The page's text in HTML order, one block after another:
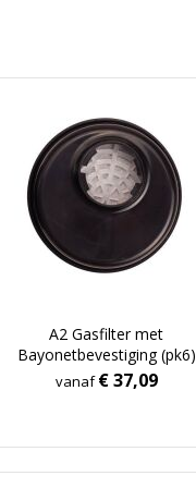
A2 Gasfilter met
Bayonetbevestiging (pk6)
vanaf€ 37,09